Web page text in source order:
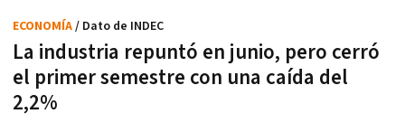
La industria repuntó en junio, pero cerró
el primer semestre con una caída del
2,2%
ECONOMÍA/ Dato de INDEC